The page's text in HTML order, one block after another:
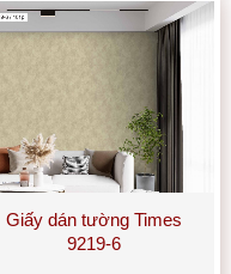
Giấy dán tường Times
9219-6